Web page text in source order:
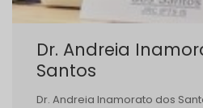
Dr. Andreia
Santos
Dr. Andreia Inamorato dos